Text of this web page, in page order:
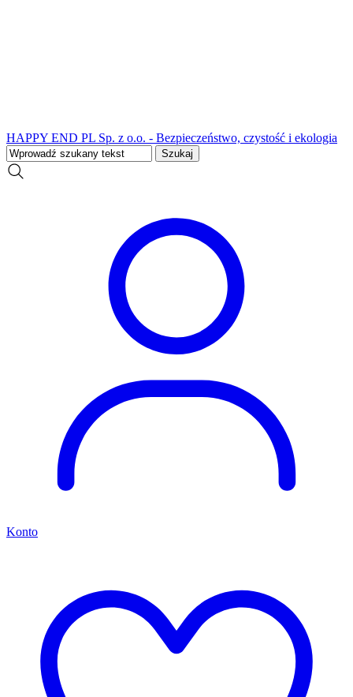
HAPPY END PL Sp. z o.o. - Bezpieczeństwo, czystość i ekologia
Konto